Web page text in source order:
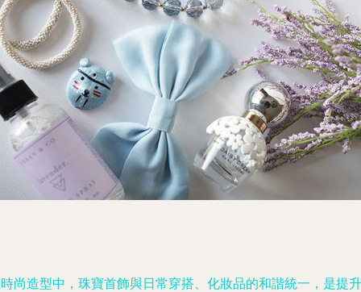
尚造型中，珠寶首飾與日常穿搭、化妝品的和諧統一，是提升